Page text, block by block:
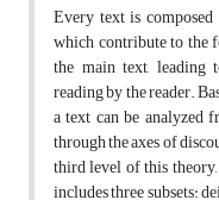
Every text is
which contribute to the
the main text, leading
reading by the reader.
a text can be analyzed
through the axes of
third level of this
includes three subsets: